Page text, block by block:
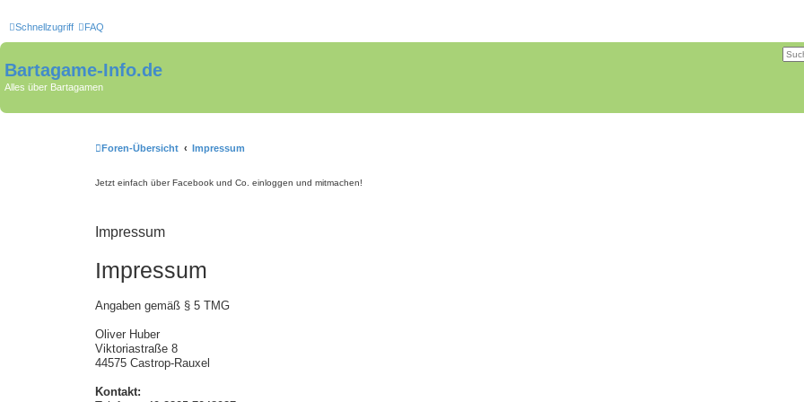
Schnellzugriff FAQ
Bartagame-Info.de
Alles über Bartagamen
Foren-Übersicht Impressum
Jetzt einfach über Facebook und Co. einloggen und mitmachen!
Impressum
Impressum
Angaben gemäß § 5 TMG
Oliver Huber
Viktoriastraße 8
44575 Castrop-Rauxel
Kontakt: